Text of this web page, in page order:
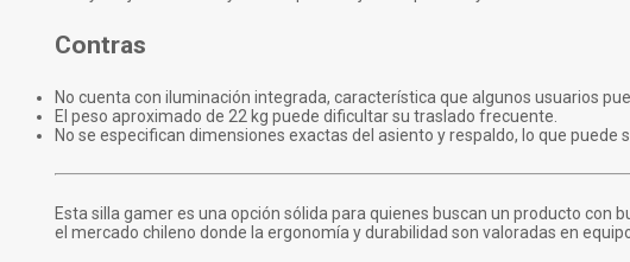
Contras
No cuenta con iluminación integrada, característica que algunos usuarios
El peso aproximado de 22 kg puede dificultar su traslado frecuente.
No se especifican dimensiones exactas del asiento y respaldo, lo que
Esta silla gamer es una opción sólida para quienes buscan un producto
el mercado chileno donde la ergonomía y durabilidad son valoradas en